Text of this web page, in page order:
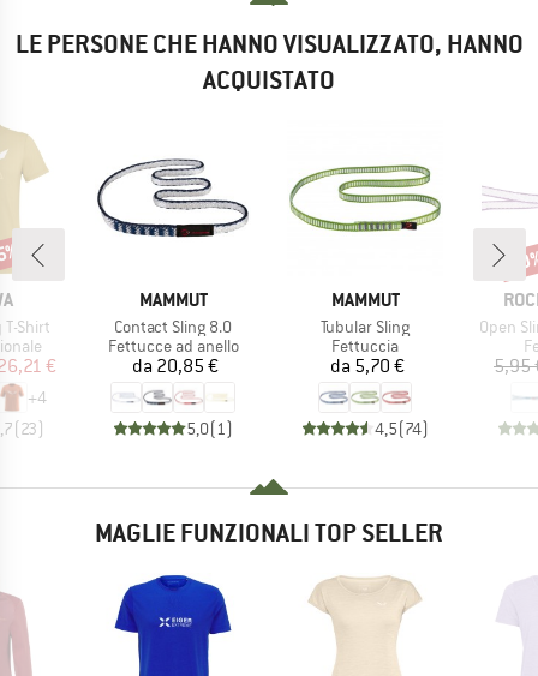
LE PERSONE CHE HANNO VISUALIZZATO, HANNO
ACQUISTATO
T-Shirt
ridotto
€
+4
(23)
MARCHIO
MAMMUT
Articolo
Contact Sling 8.0
Gruppo di prodotti
Fettucce ad anello
Prezzo
da 20,85 €
5,0(1 )
MARCHIO
MAMMUT
Articolo
Tubular Sling
Gruppo di prodotti
Fettuccia
Prezzo
da 5,70 €
4,5(74)
Articolo
Open
5,95
MAGLIE FUNZIONALI TOP SELLER